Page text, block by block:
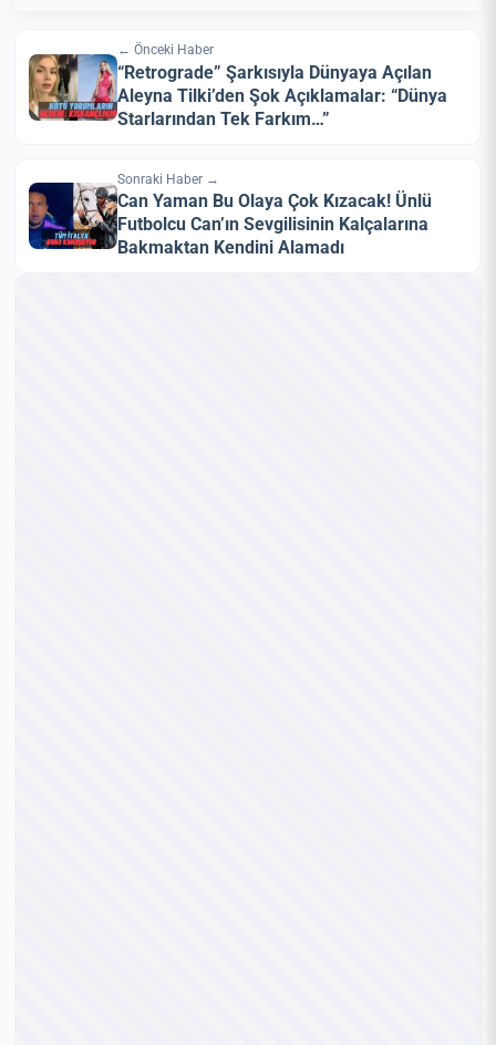
← Önceki Haber
“Retrograde” Şarkısıyla Dünyaya Açılan
Aleyna Tilki’den Şok Açıklamalar: “Dünya
Starlarından Tek Farkım…”
Sonraki Haber →
Can Yaman Bu Olaya Çok Kızacak! Ünlü
Futbolcu Can’ın Sevgilisinin Kalçalarına
Bakmaktan Kendini Alamadı